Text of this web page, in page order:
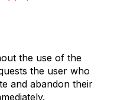
the use of the
the user who
and abandon their